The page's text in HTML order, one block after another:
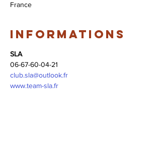
France
Informations
SLA
06-67-60-04-21
club.sla@outlook.fr
www.team-sla.fr